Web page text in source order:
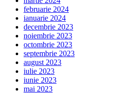
februarie 2024
ianuarie 2024
decembrie 2023
noiembrie 2023
octombrie 2023
septembrie 2023
august 2023
iulie 2023
iunie 2023
mai 2023